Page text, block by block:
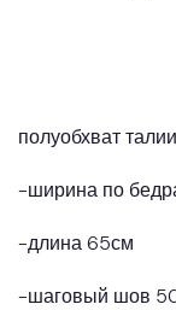
полуобхват
-ширина по
-длина 65см
-шаговый шов